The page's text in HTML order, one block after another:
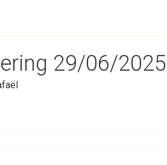
29/06/